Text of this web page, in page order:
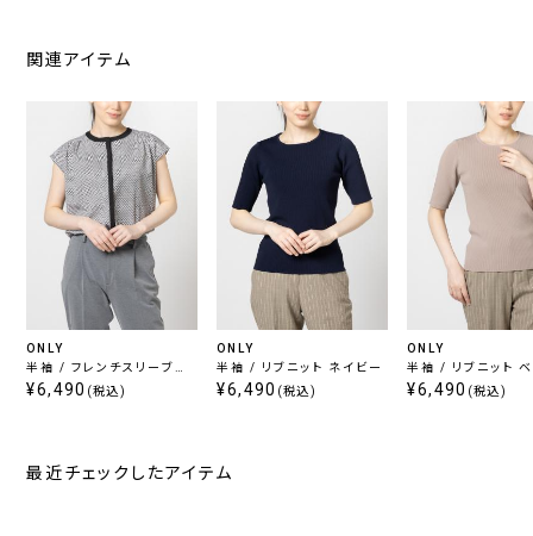
関連アイテム
ONLY
半袖 / フレンチスリーブブ
ラウス ベージュ
¥6,490 (税込)
ONLY
半袖 / リブニット ネイビー
¥6,490 (税込)
ONLY
半袖 / リブニット
¥6,490 (税込)
最近チェックしたアイテム